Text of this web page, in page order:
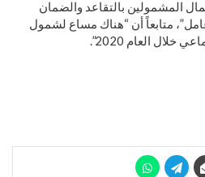
المشمولين بالتقاعد والضمان
سيصبح 500 ألف عامل”، متابعاً أن “هناك مساع لشمول